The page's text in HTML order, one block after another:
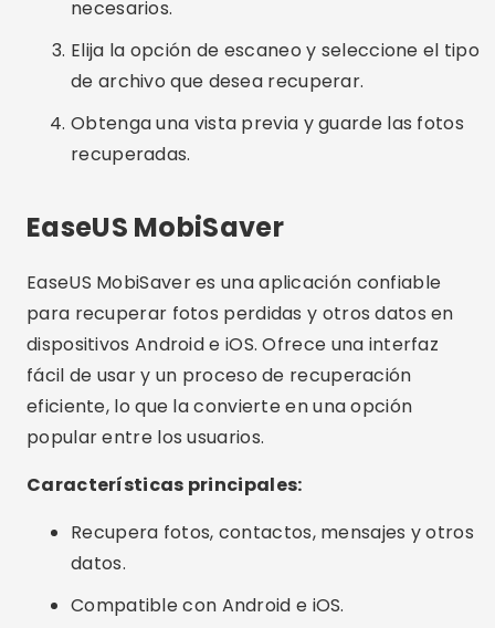
dispositivo.
Abra la aplicación y seleccione la opción de
recuperación de datos.
Siga las instrucciones en pantalla para
escanear y recuperar sus fotos eliminadas.
Preguntas frecuentes (FAQ)
1. ¿Son seguras estas aplicaciones?
Sí, todas las aplicaciones mencionadas se
utilizan ampliamente y se consideran seguras.
Sin embargo, siempre se recomienda descargar
aplicaciones de fuentes confiables como Google
Play Store o Apple App Store.
2. ¿Puedo recuperar fotos que fueron
borradas hace mucho tiempo?